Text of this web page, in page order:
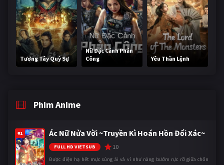
Tương Tây Quỷ Sự
Nữ Đặc Cảnh Phản
Công
Yêu Thần Lệnh
Phim Anime
#1 Ác Nữ Nửa Vời ~Truyền Kì Hoán Hồn Đổi Xác~
FULL HD VIETSUB 10
Được điện hạ hết mực sủng ái và ví như nàng bướm rực rỡ giữa chốn